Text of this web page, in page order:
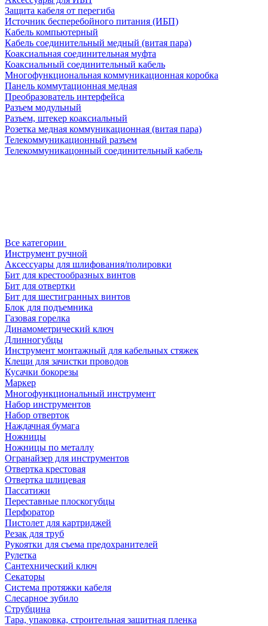
Защита кабеля от перегиба
Источник бесперебойного питания (ИБП)
Кабель компьютерный
Кабель соединительный медный (витая пара)
Коаксиальная соединительная муфта
Коаксиальный соединительный кабель
Многофункциональная коммуникационная коробка
Панель коммутационная медная
Преобразователь интерфейса
Разъем модульный
Разъем, штекер коаксиальный
Розетка медная коммуникационная (витая пара)
Телекоммуникационный разъем
Телекоммуникацонный соединительный кабель
Все категории
Инструмент ручной
Аксессуары для шлифования/полировки
Бит для крестообразных винтов
Бит для отвертки
Бит для шестигранных винтов
Блок для подъемника
Газовая горелка
Динамометрический ключ
Длинногубцы
Инструмент монтажный для кабельных стяжек
Клещи для зачистки проводов
Кусачки бокорезы
Маркер
Многофункциональный инструмент
Набор инструментов
Набор отверток
Наждачная бумага
Ножницы
Ножницы по металлу
Огранайзер для инструментов
Отвертка крестовая
Отвертка шлицевая
Пассатижи
Переставные плоскогубцы
Перфоратор
Пистолет для картриджей
Резак для труб
Рукоятки для съема предохранителей
Рулетка
Сантехнический ключ
Секаторы
Система протяжки кабеля
Слесарное зубило
Струбцина
Тара, упаковка, строительная защитная пленка